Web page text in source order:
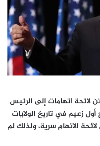
اتهامات إلى الرئيس
زعيم في تاريخ الولايات
الاتهام سرية، ولذلك لم